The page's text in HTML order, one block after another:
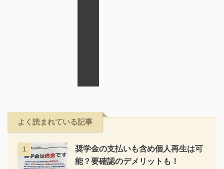
よく読まれている記事
1
奨学金の支払いも含め個人再生は可
能？要確認のデメリットも！